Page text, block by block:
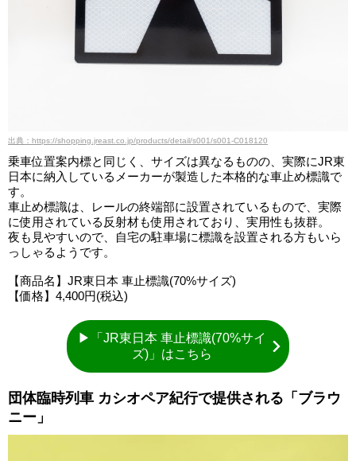
出典：https://shopping.jreast.co.jp/products/detail/s001/s001-C018120
乗車位置案内標と同じく、サイズは異なるものの、実際にJR東
日本に納入しているメーカーが製造した本格的な車止め標識で
す。
車止め標識は、レールの終端部に設置されているもので、実際
に使用されている反射材も使用されており、実用性も抜群。
夜も見やすいので、自宅の駐車場に標識を設置される方もいら
っしゃるようです。
【商品名】JR東日本 車止標識(70%サイズ)
【価格】4,400円(税込)
▶「JR東日本 車止標識(70%サイ
ズ)」はこちら
団体臨時列車 カシオペア紀行で提供される「ブラウ
ニー」